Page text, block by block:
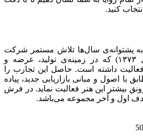
کنید.
به پشتوانه‌ی سال‌ها تلاش مستمر شرکت
نساجی سبحان (از سال ۱۳۷۳) که در زمینه‌ی تولید، عرضه و
داشته است. حاصل این تجارب را
با اصول و مبانی بازاریابی جدید، پیاده
بیشتر این هنر فعالیت نماید. در فرش
اول و آخر مجموعه می‌باشد.